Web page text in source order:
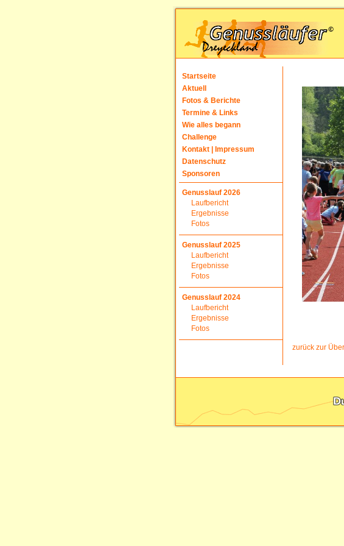
Startseite
Aktuell
Fotos & Berichte
Termine & Links
Wie alles begann
Challenge
Kontakt | Impressum
Datenschutz
Sponsoren
Genusslauf 2026
Laufbericht
Ergebnisse
Fotos
Genusslauf 2025
Laufbericht
Ergebnisse
Fotos
Genusslauf 2024
Laufbericht
Ergebnisse
Fotos
zurück zur